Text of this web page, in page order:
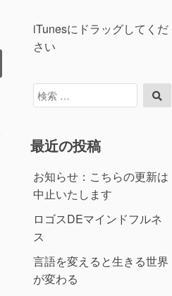
iTunesにドラッグしてくだ
さい
検
索
索
最近の投稿
お知らせ：こちらの更新は
中止いたします
ロゴスDEマインドフルネ
ス
言語を変えると生きる世界
が変わる